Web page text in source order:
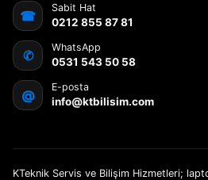
☎
Sabit Hat
0212 855 87 81
✆
WhatsApp
0531 543 50 58
@
E-posta
info@ktbilisim.com
KTeknik Servis ve Bilişim Hizmetleri;